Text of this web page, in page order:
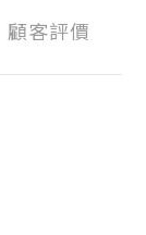
顧客評價